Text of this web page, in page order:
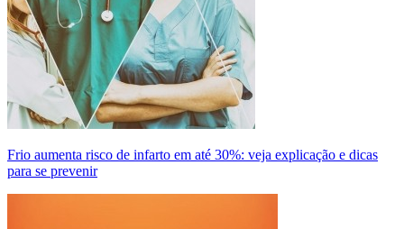
Frio aumenta risco de infarto em até 30%: veja explicação e dicas
para se prevenir